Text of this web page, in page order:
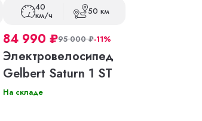
40
км/ч 50 км
84 990 ₽95 000₽-11%
Электровелосипед
Gelbert Saturn 1 ST
На складе